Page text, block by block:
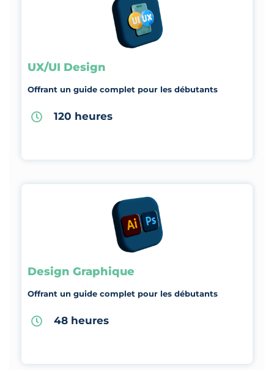
UX/UI Design
Offrant un guide complet pour les débutants
120 heures
Design Graphique
Offrant un guide complet pour les débutants
48 heures